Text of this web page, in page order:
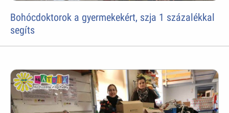
Bohócdoktorok a gyermekekért, szja 1 százalékkal
segíts